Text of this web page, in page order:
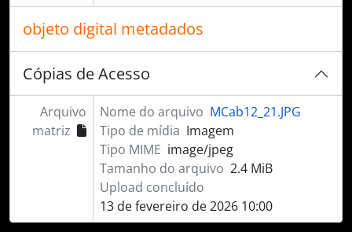
objeto digital metadados
Cópias de Acesso
Arquivo
matriz
Nome do arquivo MCab12_21.JPG
Tipo de mídia Imagem
Tipo MIME image/jpeg
Tamanho do arquivo 2.4 MiB
Upload concluído
13 de fevereiro de 2026 10:00